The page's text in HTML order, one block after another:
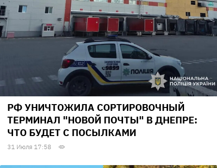
РФ УНИЧТОЖИЛА СОРТИРОВОЧНЫЙ
ТЕРМИНАЛ "НОВОЙ ПОЧТЫ" В ДНЕПРЕ:
ЧТО БУДЕТ С ПОСЫЛКАМИ
31 Июля 17:58